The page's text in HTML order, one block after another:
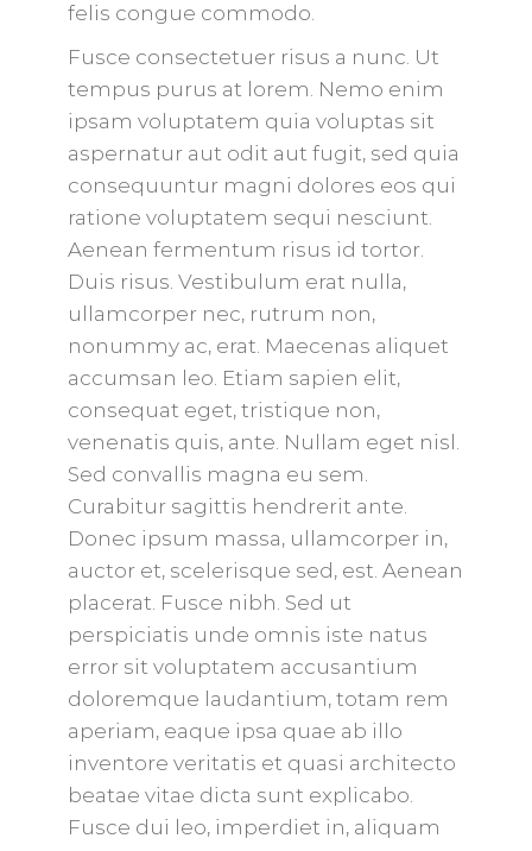
felis congue commodo.
Fusce consectetuer risus a nunc. Ut
tempus purus at lorem. Nemo enim
ipsam voluptatem quia voluptas sit
aspernatur aut odit aut fugit, sed quia
consequuntur magni dolores eos qui
ratione voluptatem sequi nesciunt.
Aenean fermentum risus id tortor.
Duis risus. Vestibulum erat nulla,
ullamcorper nec, rutrum non,
nonummy ac, erat. Maecenas aliquet
accumsan leo. Etiam sapien elit,
consequat eget, tristique non,
venenatis quis, ante. Nullam eget nisl.
Sed convallis magna eu sem.
Curabitur sagittis hendrerit ante.
Donec ipsum massa, ullamcorper in,
auctor et, scelerisque sed, est. Aenean
placerat. Fusce nibh. Sed ut
perspiciatis unde omnis iste natus
error sit voluptatem accusantium
doloremque laudantium, totam rem
aperiam, eaque ipsa quae ab illo
inventore veritatis et quasi architecto
beatae vitae dicta sunt explicabo.
Fusce dui leo, imperdiet in, aliquam